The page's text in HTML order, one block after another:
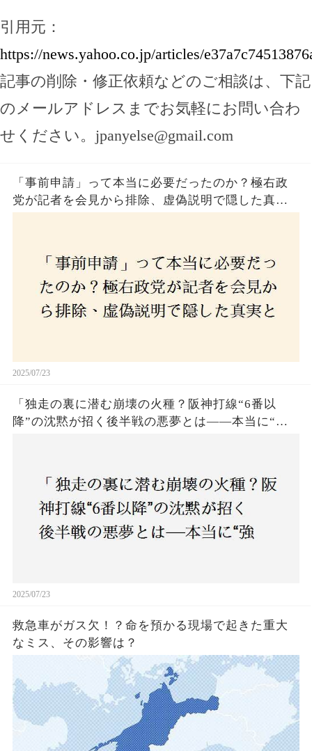
引用元：
https://news.yahoo.co.jp/articles/
記事の削除・修正依頼などのご相談は、下記
のメールアドレスまでお気軽にお問い合わ
せください。 jpanyelse@gmail.com
「事前申請」って本当に必要だったのか？極右政
党が記者を会見から排除、虚偽説明で隠した真実
2025/07/23
「独走の裏に潜む崩壊の火種？阪神打線“6番以
降”の沈黙が招く後半戦の悪夢とは——本当に“強
2025/07/23
救急車がガス欠！？命を預かる現場で起きた重大
なミス、その影響は？